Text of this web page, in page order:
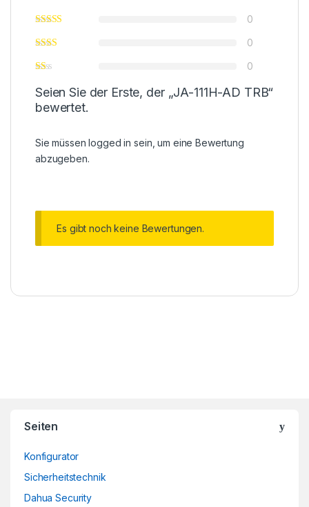
0
0
0
Seien Sie der Erste, der „JA-111H-AD TRB“
bewertet.
Sie müssenlogged in sein, um eine Bewertung
abzugeben.
Es gibt noch keine Bewertungen.
Seiten
Konfigurator
Sicherheitstechnik
Dahua Security